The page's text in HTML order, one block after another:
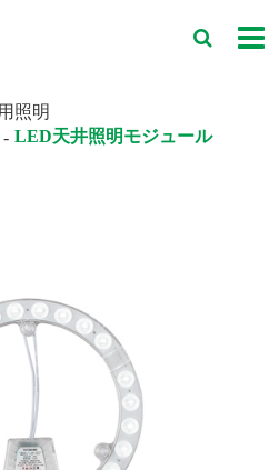
照明
LED天井照明モジュール